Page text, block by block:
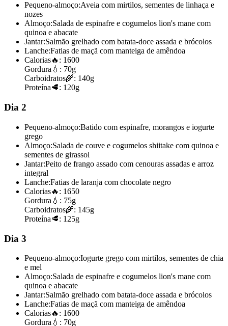
Pequeno-almoço:Aveia com mirtilos, sementes de linhaça e
nozes
Almoço:Salada de espinafre e cogumelos lion's mane com
quinoa e abacate
Jantar:Salmão grelhado com batata-doce assada e brócolos
Lanche:Fatias de maçã com manteiga de amêndoa
Calorias🔥: 1600
Gordura 💧: 70g
Carboidratos🌾: 140g
Proteína🥩: 120g
Dia 2
Pequeno-almoço:Batido com espinafre, morangos e iogurte
grego
Almoço:Salada de couve e cogumelos shiitake com quinoa e
sementes de girassol
Jantar:Peito de frango assado com cenouras assadas e arroz
integral
Lanche:Fatias de laranja com chocolate negro
Calorias🔥: 1650
Gordura 💧: 75g
Carboidratos🌾: 145g
Proteína🥩: 125g
Dia 3
Pequeno-almoço:Iogurte grego com mirtilos, sementes de chia
e mel
Almoço:Salada de espinafre e cogumelos lion's mane com
quinoa e abacate
Jantar:Salmão grelhado com batata-doce assada e brócolos
Lanche:Fatias de maçã com manteiga de amêndoa
Calorias🔥: 1600
Gordura 💧: 70g